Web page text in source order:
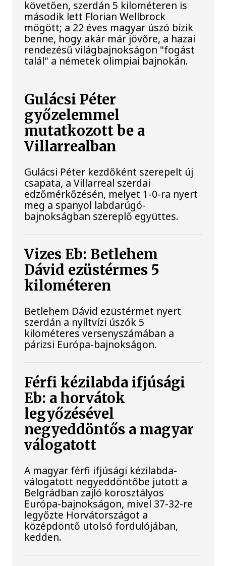
követően, szerdán 5 kilométeren is
második lett Florian Wellbrock
mögött; a 22 éves magyar úszó bízik
benne, hogy akár már jövőre, a hazai
rendezésű világbajnokságon "fogást
talál" a németek olimpiai bajnokán.
Gulácsi Péter
győzelemmel
mutatkozott be a
Villarrealban
Gulácsi Péter kezdőként szerepelt új
csapata, a Villarreal szerdai
edzőmérkőzésén, melyet 1-0-ra nyert
meg a spanyol labdarúgó-
bajnokságban szereplő együttes.
Vizes Eb: Betlehem
Dávid ezüstérmes 5
kilométeren
Betlehem Dávid ezüstérmet nyert
szerdán a nyíltvízi úszók 5
kilométeres versenyszámában a
párizsi Európa-bajnokságon.
Férfi kézilabda ifjúsági
Eb: a horvátok
legyőzésével
negyeddöntős a magyar
válogatott
A magyar férfi ifjúsági kézilabda-
válogatott negyeddöntőbe jutott a
Belgrádban zajló korosztályos
Európa-bajnokságon, mivel 37-32-re
legyőzte Horvátországot a
középdöntő utolsó fordulójában,
kedden.